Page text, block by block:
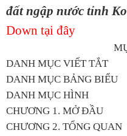
đất ngập nước tỉnh
Down tại đây
DANH MỤC VIẾT TẮT
DANH MỤC BẢNG BIỂU
DANH MỤC HÌNH
CHƯƠNG 1. MỞ ĐẦU
CHƯƠNG 2. TỔNG QUAN